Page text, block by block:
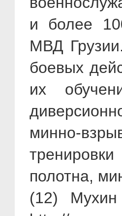
и более
МВД
боевых
их
минно-
полотна,
(12)